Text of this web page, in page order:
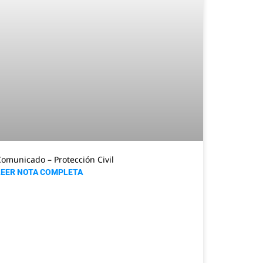
– Protección Civil
NOTA COMPLETA